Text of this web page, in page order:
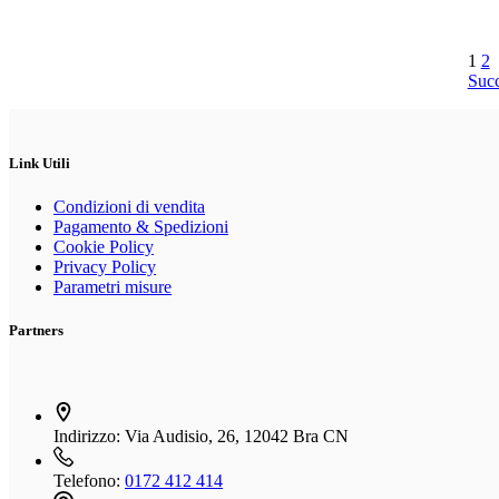
1 2
Link Utili
Condizioni di vendita
Pagamento & Spedizioni
Cookie Policy
Privacy Policy
Parametri misure
Partners
Indirizzo: Via Audisio, 26, 12042 Bra CN
Telefono: 0172 412 414